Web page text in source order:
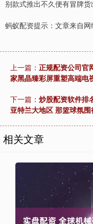
别款式推出不久便有冒牌货
蚂蚁配资提示：文章来自网
上一篇： 正规配资公司官
家黑晶臻彩屏重塑高端电
下一篇： 炒股配资软件排
亚特兰大地区 那篮球氛围
相关文章